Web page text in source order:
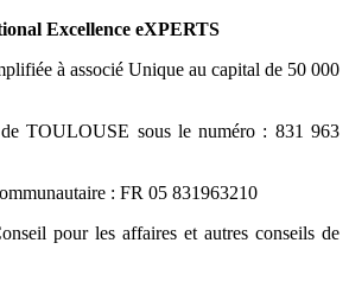
Excellence eXPERTS
à associé Unique au capital de 50 000
TOULOUSE sous le numéro : 831 963
: FR 05 831963210
pour les affaires et autres conseils de